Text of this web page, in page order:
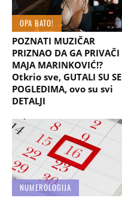
OPA BATO!
POZNATI MUZIČAR
PRIZNAO DA GA PRIVAČI
MAJA MARINKOVIĆ!?
Otkrio sve, GUTALI SU SE
POGLEDIMA, ovo su svi
DETALJI
NUMEROLOGIJA